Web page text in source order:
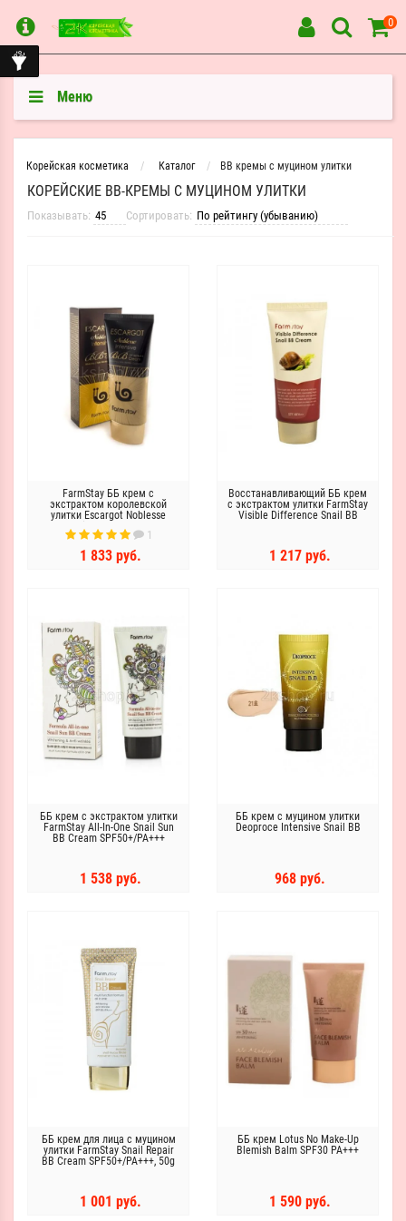
0
Меню
Корейская косметика Каталог BB кремы с муцином улитки
КОРЕЙСКИЕ BB-КРЕМЫ С МУЦИНОМ УЛИТКИ
Показывать: Сортировать:
FarmStay ББ крем с
экстрактом королевской
улитки Escargot Noblesse
Intensive BB Cream SPF
50/PA++
1
1 833 руб.
Восстанавливающий ББ крем
с экстрактом улитки FarmStay
Visible Difference Snail BB
1 217 руб.
ББ крем с экстрактом улитки
FarmStay All-In-One Snail Sun
BB Cream SPF50+/PA+++
1 538 руб.
ББ крем с муцином улитки
Deoproce Intensive Snail BB
968 руб.
ББ крем для лица с муцином
улитки FarmStay Snail Repair
BB Cream SPF50+/PA+++, 50g
1 001 руб.
ББ крем Lotus No Make-Up
Blemish Balm SPF30 PA+++
1 590 руб.